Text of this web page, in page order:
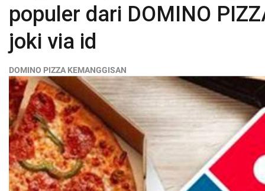
populer dari DOMINO
joki via id
DOMINO PIZZA KEMANGGISAN